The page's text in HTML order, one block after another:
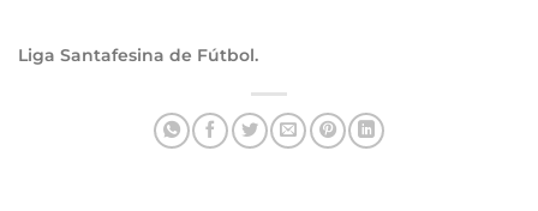
Liga Santafesina de Fútbol.